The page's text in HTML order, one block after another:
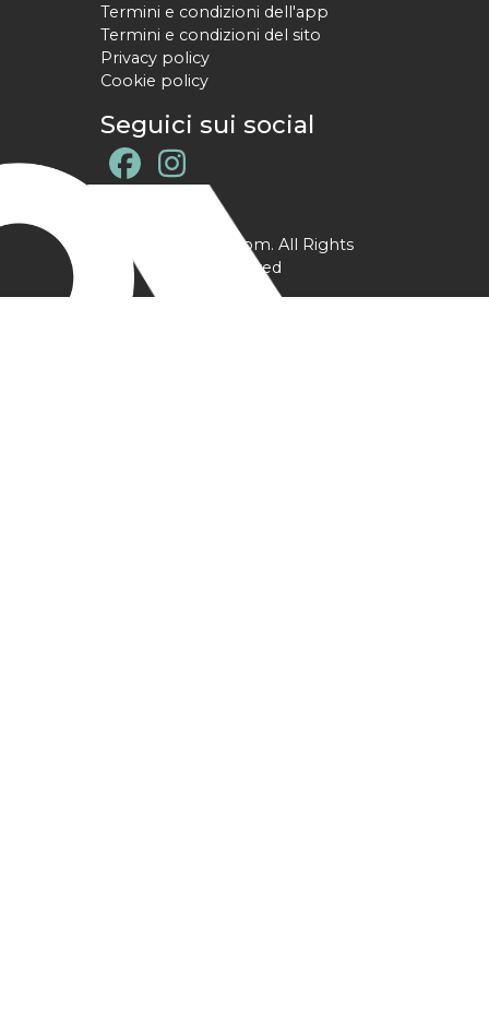
Termini e condizioni dell'app
Termini e condizioni del sito
Privacy policy
Cookie policy
Seguici sui social
@ YPtrainer.com. All Rights
Reserved